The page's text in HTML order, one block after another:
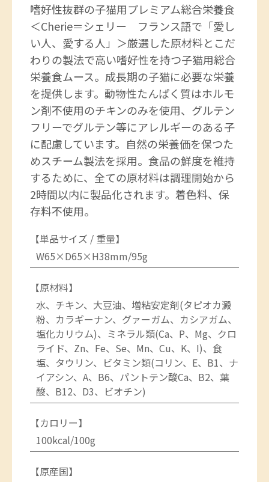
嗜好性抜群の子猫用プレミアム総合栄養食
＜Cherie＝シェリー フランス語で「愛し
い人、愛する人」＞厳選した原材料とこだ
わりの製法で高い嗜好性を持つ子猫用総合
栄養食ムース。成長期の子猫に必要な栄養
を提供します。動物性たんぱく質はホルモ
ン剤不使用のチキンのみを使用、グルテン
フリーでグルテン等にアレルギーのある子
に配慮しています。自然の栄養価を保つた
めスチーム製法を採用。食品の鮮度を維持
するために、全ての原材料は調理開始から
2時間以内に製品化されます。着色料、保
存料不使用。
【単品サイズ / 重量】
W65×D65×H38mm/95g
【原材料】
水、チキン、大豆油、増粘安定剤(タピオカ澱
粉、カラギーナン、グァーガム、カシアガム、
塩化カリウム)、ミネラル類(Ca、P、Mg、クロ
ライド、Zn、Fe、Se、Mn、Cu、K、I)、食
塩、タウリン、ビタミン類(コリン、E、B1、ナ
イアシン、A、B6、パントテン酸Ca、B2、葉
酸、B12、D3、ビオチン)
【カロリー】
100kcal/100g
【原産国】